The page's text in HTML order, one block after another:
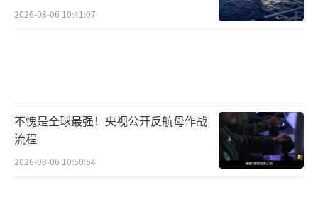
2026-08-06 10:41:07
不愧是全球最强！央视公开反航母作战
流程
2026-08-06 10:50:54